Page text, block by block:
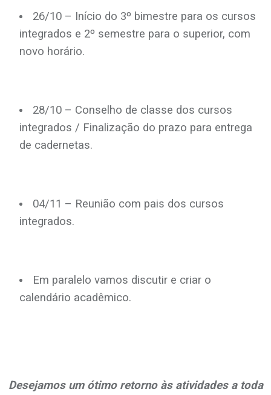
26/10 – Início do 3º bimestre para os cursos
integrados e 2º semestre para o superior, com
novo horário.
28/10 – Conselho de classe dos cursos
integrados / Finalização do prazo para entrega
de cadernetas.
04/11 – Reunião com pais dos cursos
integrados.
Em paralelo vamos discutir e criar o
calendário acadêmico.
Desejamos um ótimo retorno às atividades a toda